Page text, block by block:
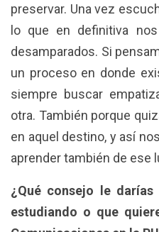
preservar. Una vez
lo que en definitiva
desamparados. Si
un proceso en donde
siempre buscar
otra. También porque
en aquel destino, y así
aprender también de ese
¿Qué consejo le
estudiando o que